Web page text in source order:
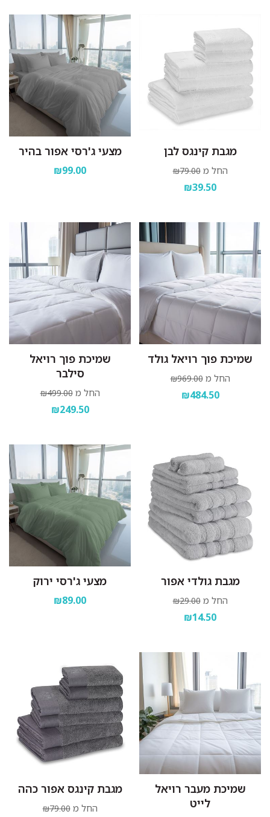
מגבת קינגס לבן
החל מ ₪79.00
₪39.50
מצעי ג'רסי אפור בהיר
₪99.00
שמיכת פוך רויאל גולד
החל מ ₪969.00
₪484.50
שמיכת פוך רויאל
סילבר
החל מ ₪499.00
₪249.50
מגבת גולדי אפור
החל מ ₪29.00
₪14.50
מצעי ג'רסי ירוק
₪89.00
שמיכת מעבר רויאל
לייט
מגבת קינגס אפור כהה
החל מ ₪79.00